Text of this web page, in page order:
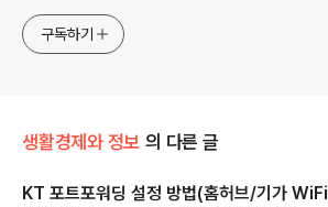
구독하기
생활경제와 정보 의 다른 글
KT 포트포워딩 설정 방법(홈허브/기가 WiFi